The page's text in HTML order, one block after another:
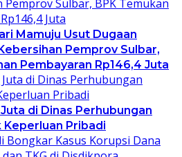
Mamuju Usut Dugaan
Pemprov Sulbar,
Pembayaran Rp146,4 Juta
di Dinas Perhubungan
Keperluan Pribadi